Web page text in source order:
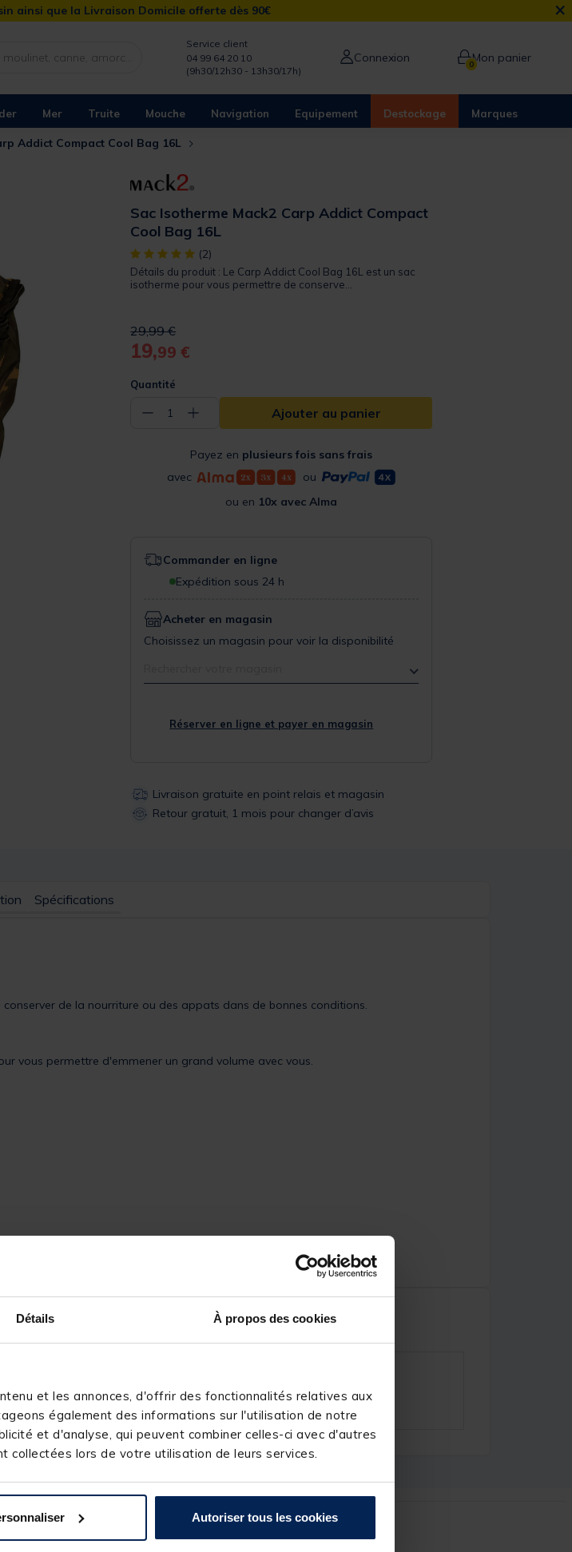
Détails À propos des cookies
et les annonces, d'offrir des fonctionnalités relatives aux
également des informations sur l'utilisation de notre
et d'analyse, qui peuvent combiner celles-ci avec d'autres
collectées lors de votre utilisation de leurs services.
Autoriser tous les cookies
ainsi que la Livraison Domicile offerte dès 90€ ×
Service client
04 99 64 20 10
(9h30/12h30 - 13h30/17h)
Connexion 0Mon panier
Mer Truite Mouche Navigation Equipement Destockage Marques
Addict Compact Cool Bag 16L
Sac Isotherme Mack2 Carp Addict Compact
Cool Bag 16L
[object Object] out of 5 Customer Rating
(2)
Détails du produit : Le Carp Addict Cool Bag 16L est un sac
isotherme pour vous permettre de conserve...
Price reduced from
29,99 €to
19,99 €
Quantité
− 1 + Ajouter au panier
Payez en plusieurs fois sans frais
avec
ou
ou en 10x avec Alma
Commander en ligne
Expédition sous 24 h
Acheter en magasin
Choisissez un magasin pour voir la disponibilité
Réserver en ligne et payer en magasin
Livraison gratuite en point relais et magasin
Retour gratuit, 1 mois pour changer d’avis
Spécifications
de la nourriture ou des appats dans de bonnes conditions.
vous permettre d'emmener un grand volume avec vous.
vous intéresser :